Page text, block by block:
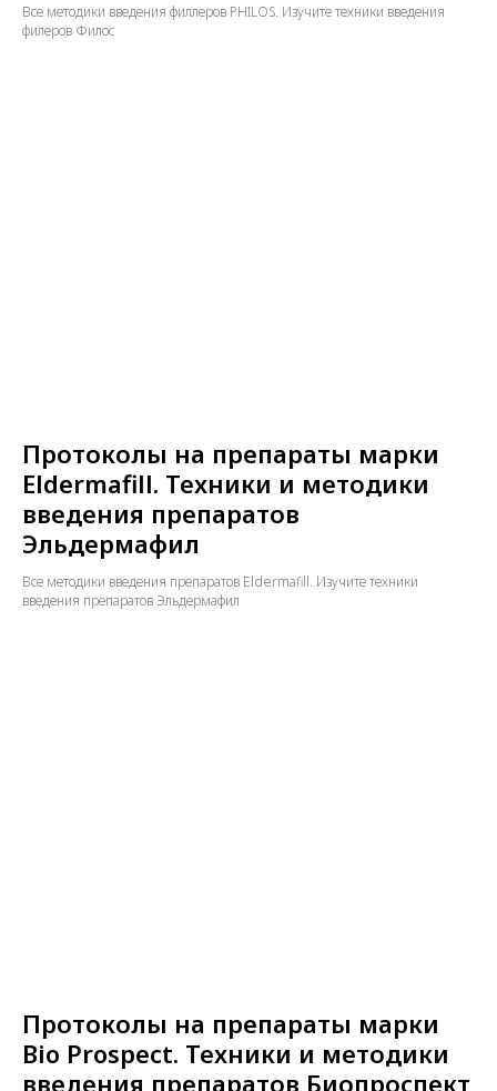
Все методики введения филлеров PHILOS. Изучите техники введения
филеров Филос
Протоколы на препараты марки
Eldermafill. Техники и методики
введения препаратов
Эльдермафил
Все методики введения препаратов Eldermafill. Изучите техники
введения препаратов Эльдермафил
Протоколы на препараты марки
Bio Prospect. Техники и методики
введения препаратов Биопроспект